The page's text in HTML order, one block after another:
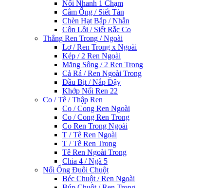
Nối Nhanh 1 Chạm
Cắm Ống / Siết Tán
Chèn Hạt Bắp / Nhẫn
Côn Lồi / Siết Rắc Co
Thẳng Ren Trong / Ngoài
Lơ / Ren Trong x Ngoài
Kép / 2 Ren Ngoài
Măng Sông / 2 Ren Trong
Cả Rá / Ren Ngoài Trong
Đầu Bịt / Nắp Đậy
Khớp Nối Ren 22
Co / Tê / Thập Ren
Co / Cong Ren Ngoài
Co / Cong Ren Trong
Co Ren Trong Ngoài
T / Tê Ren Ngoài
T / Tê Ren Trong
Tê Ren Ngoài Trong
Chia 4 / Ngã 5
Nối Ống Đuôi Chuột
Béc Chuột / Ren Ngoài